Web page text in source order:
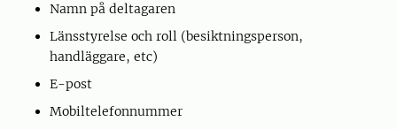
Namn på deltagaren
Länsstyrelse och roll (besiktningsperson,
handläggare, etc)
E-post
Mobiltelefonnummer